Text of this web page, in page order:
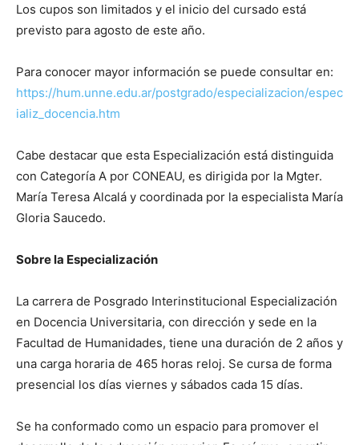
Los cupos son limitados y el inicio del cursado está
previsto para agosto de este año.
Para conocer mayor información se puede consultar en:
https://hum.unne.edu.ar/postgrado/especializacion/espec
ializ_docencia.htm
Cabe destacar que esta Especialización está distinguida
con Categoría A por CONEAU, es dirigida por la Mgter.
María Teresa Alcalá y coordinada por la especialista María
Gloria Saucedo.
Sobre la Especialización
La carrera de Posgrado Interinstitucional Especialización
en Docencia Universitaria, con dirección y sede en la
Facultad de Humanidades, tiene una duración de 2 años y
una carga horaria de 465 horas reloj. Se cursa de forma
presencial los días viernes y sábados cada 15 días.
Se ha conformado como un espacio para promover el